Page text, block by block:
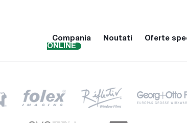
Compania Noutati Oferte
ONLINE